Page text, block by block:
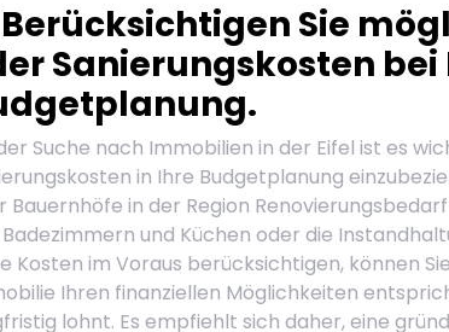
Sie
Sanierungskosten bei
Suche nach Immobilien in der Eifel ist es
in Ihre Budgetplanung
Bauernhöfe in der Region
und Küchen oder die
Kosten im Voraus berücksichtigen, können
Ihren finanziellen Möglichkeiten
lohnt. Es empfiehlt sich daher, eine